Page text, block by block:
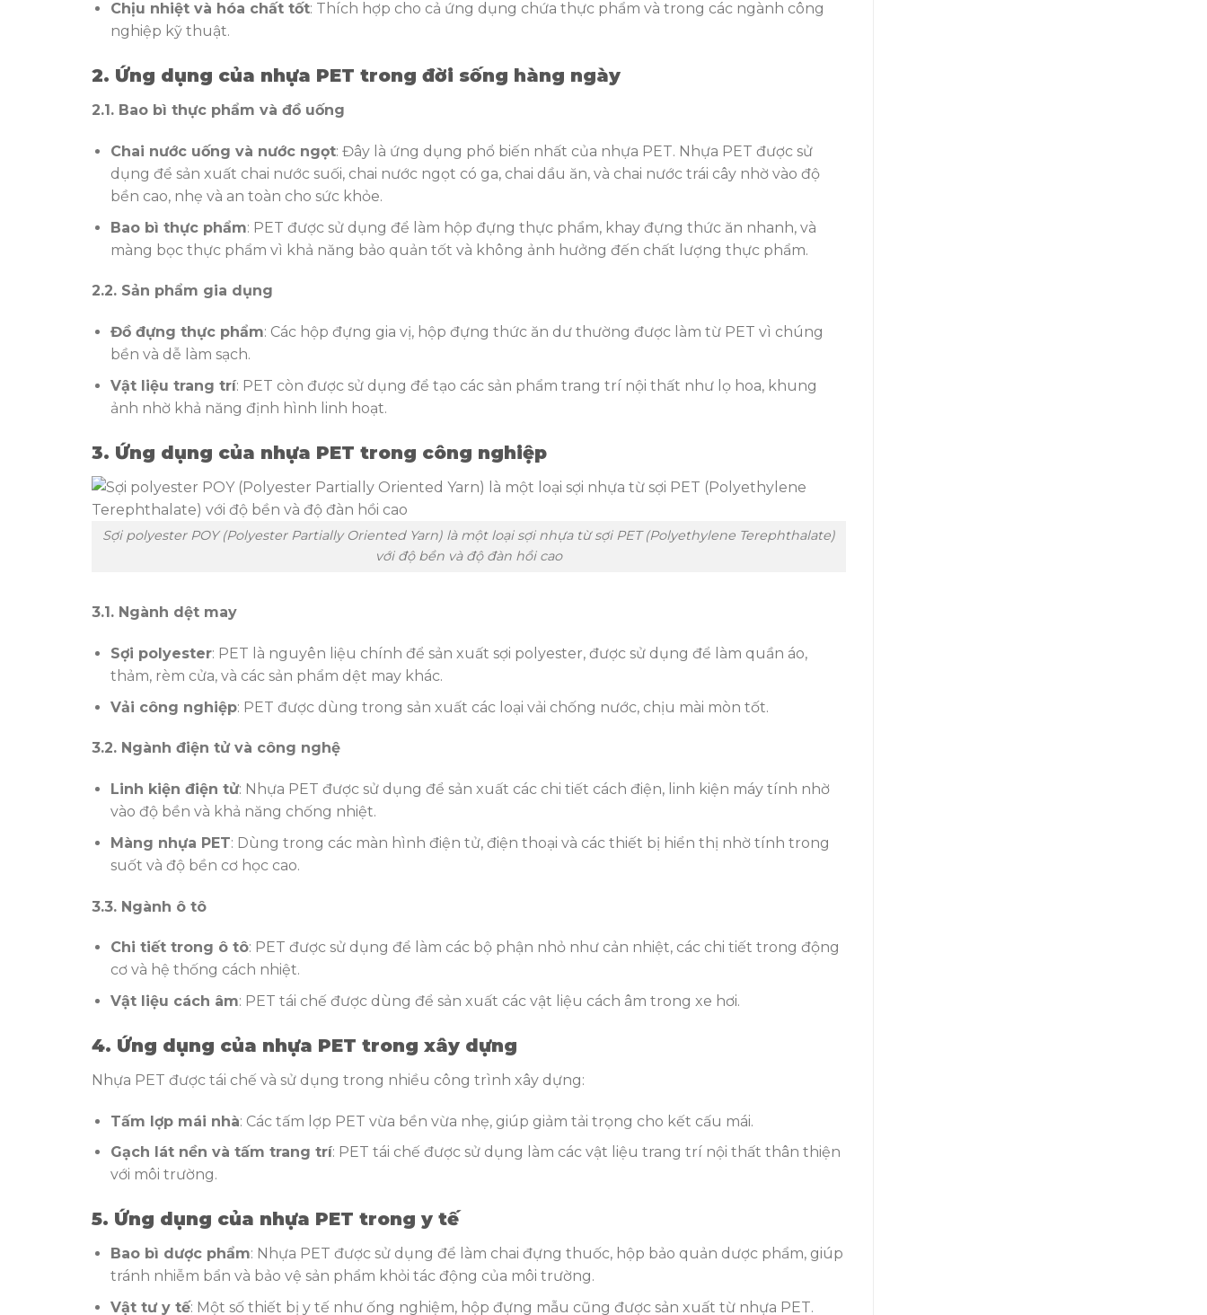
Chịu nhiệt và hóa chất tốt: Thích hợp cho cả ứng dụng chứa thực phẩm và trong các ngành công
nghiệp kỹ thuật.
2. Ứng dụng của nhựa PET trong đời sống hàng ngày
2.1. Bao bì thực phẩm và đồ uống
Chai nước uống và nước ngọt: Đây là ứng dụng phổ biến nhất của nhựa PET. Nhựa PET được sử
dụng để sản xuất chai nước suối, chai nước ngọt có ga, chai dầu ăn, và chai nước trái cây nhờ vào độ
bền cao, nhẹ và an toàn cho sức khỏe.
Bao bì thực phẩm: PET được sử dụng để làm hộp đựng thực phẩm, khay đựng thức ăn nhanh, và
màng bọc thực phẩm vì khả năng bảo quản tốt và không ảnh hưởng đến chất lượng thực phẩm.
2.2. Sản phẩm gia dụng
Đồ đựng thực phẩm: Các hộp đựng gia vị, hộp đựng thức ăn dư thường được làm từ PET vì chúng
bền và dễ làm sạch.
Vật liệu trang trí: PET còn được sử dụng để tạo các sản phẩm trang trí nội thất như lọ hoa, khung
ảnh nhờ khả năng định hình linh hoạt.
3. Ứng dụng của nhựa PET trong công nghiệp
Sợi polyester POY (Polyester Partially Oriented Yarn) là một loại sợi nhựa từ sợi PET (Polyethylene Terephthalate)
với độ bền và độ đàn hồi cao
3.1. Ngành dệt may
Sợi polyester: PET là nguyên liệu chính để sản xuất sợi polyester, được sử dụng để làm quần áo,
thảm, rèm cửa, và các sản phẩm dệt may khác.
Vải công nghiệp: PET được dùng trong sản xuất các loại vải chống nước, chịu mài mòn tốt.
3.2. Ngành điện tử và công nghệ
Linh kiện điện tử: Nhựa PET được sử dụng để sản xuất các chi tiết cách điện, linh kiện máy tính nhờ
vào độ bền và khả năng chống nhiệt.
Màng nhựa PET: Dùng trong các màn hình điện tử, điện thoại và các thiết bị hiển thị nhờ tính trong
suốt và độ bền cơ học cao.
3.3. Ngành ô tô
Chi tiết trong ô tô: PET được sử dụng để làm các bộ phận nhỏ như cản nhiệt, các chi tiết trong động
cơ và hệ thống cách nhiệt.
Vật liệu cách âm: PET tái chế được dùng để sản xuất các vật liệu cách âm trong xe hơi.
4. Ứng dụng của nhựa PET trong xây dựng
Nhựa PET được tái chế và sử dụng trong nhiều công trình xây dựng:
Tấm lợp mái nhà: Các tấm lợp PET vừa bền vừa nhẹ, giúp giảm tải trọng cho kết cấu mái.
Gạch lát nền và tấm trang trí: PET tái chế được sử dụng làm các vật liệu trang trí nội thất thân thiện
với môi trường.
5. Ứng dụng của nhựa PET trong y tế
Bao bì dược phẩm: Nhựa PET được sử dụng để làm chai đựng thuốc, hộp bảo quản dược phẩm, giúp
tránh nhiễm bẩn và bảo vệ sản phẩm khỏi tác động của môi trường.
Vật tư y tế: Một số thiết bị y tế như ống nghiệm, hộp đựng mẫu cũng được sản xuất từ nhựa PET.